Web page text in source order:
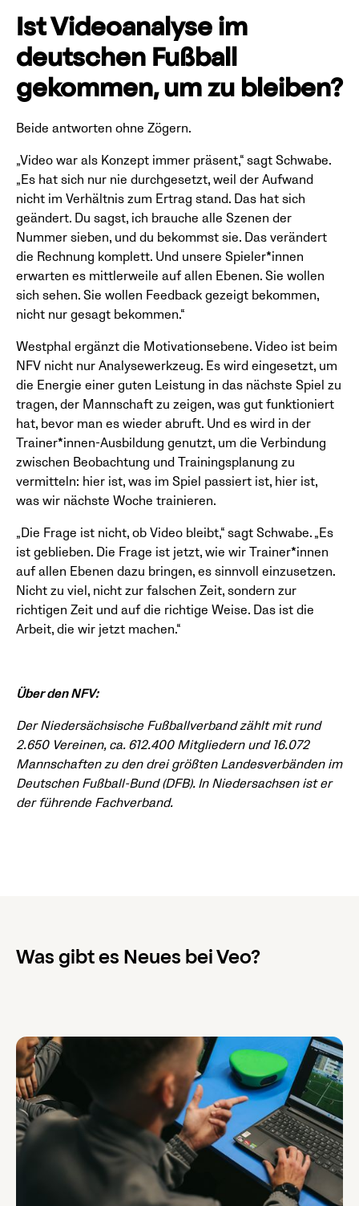
Ist Videoanalyse im
deutschen Fußball
gekommen, um zu bleiben?
Beide antworten ohne Zögern.
„Video war als Konzept immer präsent,“ sagt Schwabe.
„Es hat sich nur nie durchgesetzt, weil der Aufwand
nicht im Verhältnis zum Ertrag stand. Das hat sich
geändert. Du sagst, ich brauche alle Szenen der
Nummer sieben, und du bekommst sie. Das verändert
die Rechnung komplett. Und unsere Spieler*innen
erwarten es mittlerweile auf allen Ebenen. Sie wollen
sich sehen. Sie wollen Feedback gezeigt bekommen,
nicht nur gesagt bekommen.“
Westphal ergänzt die Motivationsebene. Video ist beim
NFV nicht nur Analysewerkzeug. Es wird eingesetzt, um
die Energie einer guten Leistung in das nächste Spiel zu
tragen, der Mannschaft zu zeigen, was gut funktioniert
hat, bevor man es wieder abruft. Und es wird in der
Trainer*innen-Ausbildung genutzt, um die Verbindung
zwischen Beobachtung und Trainingsplanung zu
vermitteln: hier ist, was im Spiel passiert ist, hier ist,
was wir nächste Woche trainieren.
„Die Frage ist nicht, ob Video bleibt,“ sagt Schwabe. „Es
ist geblieben. Die Frage ist jetzt, wie wir Trainer*innen
auf allen Ebenen dazu bringen, es sinnvoll einzusetzen.
Nicht zu viel, nicht zur falschen Zeit, sondern zur
richtigen Zeit und auf die richtige Weise. Das ist die
Arbeit, die wir jetzt machen.“
Über den NFV:
Der Niedersächsische Fußballverband zählt mit rund
2.650 Vereinen, ca. 612.400 Mitgliedern und 16.072
Mannschaften zu den drei größten Landesverbänden im
Deutschen Fußball-Bund (DFB). In Niedersachsen ist er
der führende Fachverband.
Was gibt es Neues bei Veo?